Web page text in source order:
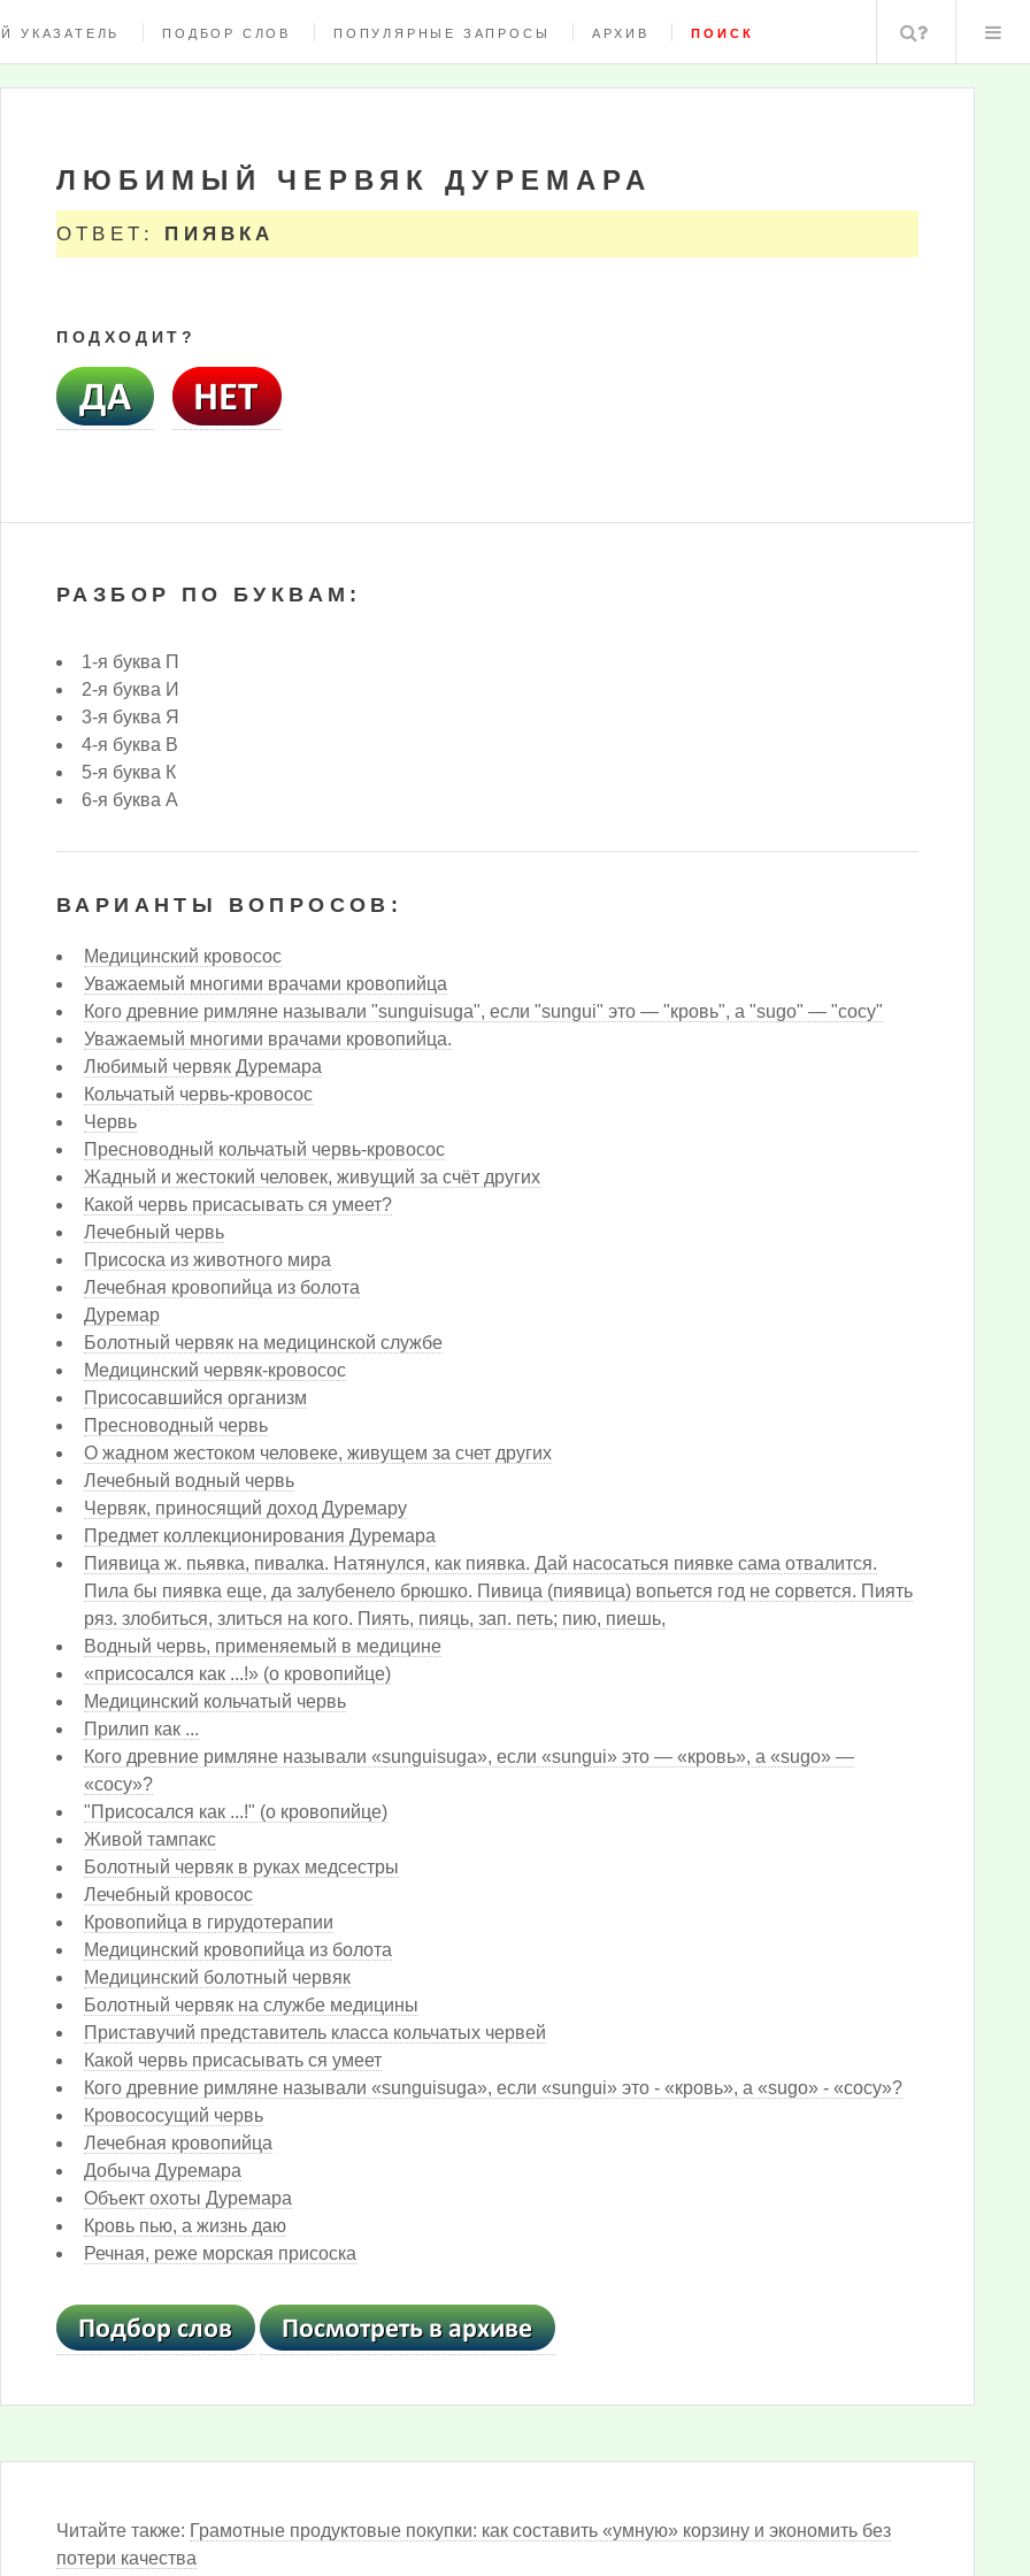
УКАЗАТЕЛЬ ПОДБОР СЛОВ ПОПУЛЯРНЫЕ ЗАПРОСЫ АРХИВ ПОИСК Поиск
ЛЮБИМЫЙ ЧЕРВЯК ДУРЕМАРА
ОТВЕТ: ПИЯВКА
ПОДХОДИТ?
РАЗБОР ПО БУКВАМ:
1-я буква П
2-я буква И
3-я буква Я
4-я буква В
5-я буква К
6-я буква А
ВАРИАНТЫ ВОПРОСОВ:
Медицинский кровосос
Уважаемый многими врачами кровопийца
Кого древние римляне называли "sunguisuga", если "sungui" это — "кровь", а "sugo" — "сосу"
Уважаемый многими врачами кровопийца.
Любимый червяк Дуремара
Кольчатый червь-кровосос
Червь
Пресноводный кольчатый червь-кровосос
Жадный и жестокий человек, живущий за счёт других
Какой червь присасывать ся умеет?
Лечебный червь
Присоска из животного мира
Лечебная кровопийца из болота
Дуремар
Болотный червяк на медицинской службе
Медицинский червяк-кровосос
Присосавшийся организм
Пресноводный червь
О жадном жестоком человеке, живущем за счет других
Лечебный водный червь
Червяк, приносящий доход Дуремару
Предмет коллекционирования Дуремара
Пиявица ж. пьявка, пивалка. Натянулся, как пиявка. Дай насосаться пиявке сама отвалится.
Пила бы пиявка еще, да залубенело брюшко. Пивица (пиявица) вопьется год не сорвется. Пиять
ряз. злобиться, злиться на кого. Пиять, пияць, зап. петь; пию, пиешь,
Водный червь, применяемый в медицине
«присосался как ...!» (о кровопийце)
Медицинский кольчатый червь
Прилип как ...
Кого древние римляне называли «sunguisuga», если «sungui» это — «кровь», а «sugo» —
«сосу»?
"Присосался как ...!" (о кровопийце)
Живой тампакс
Болотный червяк в руках медсестры
Лечебный кровосос
Кровопийца в гирудотерапии
Медицинский кровопийца из болота
Медицинский болотный червяк
Болотный червяк на службе медицины
Приставучий представитель класса кольчатых червей
Какой червь присасывать ся умеет
Кого древние римляне называли «sunguisuga», если «sungui» это - «кровь», а «sugo» - «сосу»?
Кровососущий червь
Лечебная кровопийца
Добыча Дуремара
Объект охоты Дуремара
Кровь пью, а жизнь даю
Речная, реже морская присоска
Читайте также: Грамотные продуктовые покупки: как составить «умную» корзину и экономить без
потери качества